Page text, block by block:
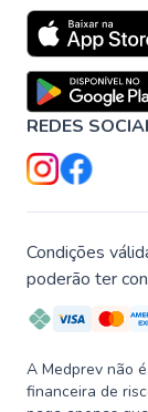
REDES
Condições
poderão ter
A Medprev não
financeira de